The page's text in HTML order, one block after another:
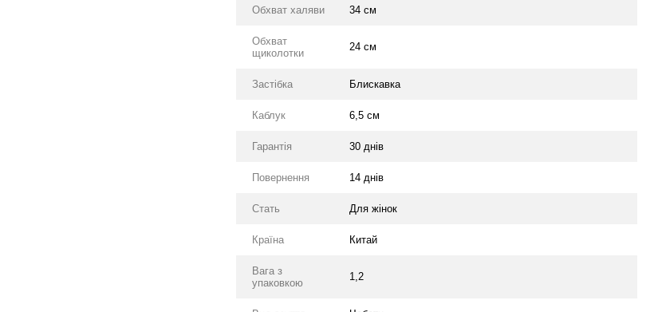
Обхват халяви 34 см
Обхват
щиколотки
24 см
Застібка Блискавка
Каблук 6,5 см
Гарантія 30 днів
Повернення 14 днів
Стать Для жінок
Країна Китай
Вага з
упаковкою
1,2